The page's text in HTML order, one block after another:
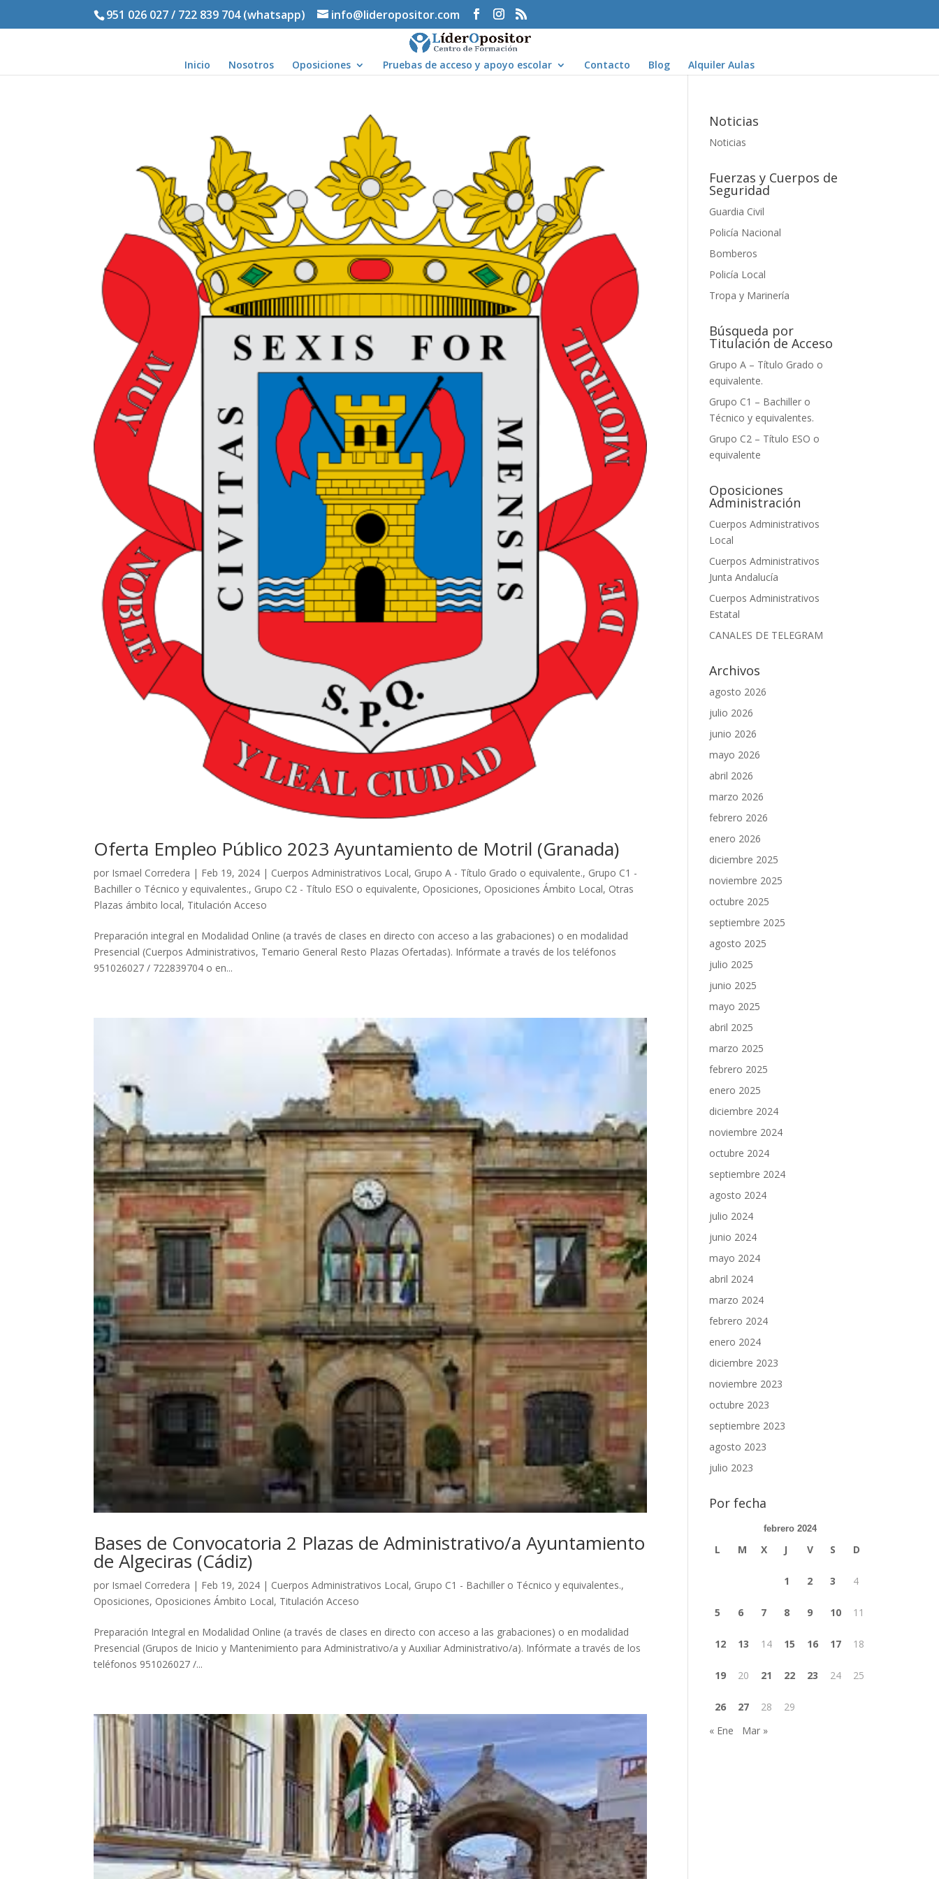
951 026 027 / 722 839 704 (whatsapp) info@lideropositor.com
Inicio Nosotros Oposiciones Pruebas de acceso y apoyo escolar Contacto Blog Alquiler Aulas
Oferta Empleo Público 2023 Ayuntamiento de Motril (Granada)
por Ismael Corredera | Feb 19, 2024 | Cuerpos Administrativos Local, Grupo A - Título Grado o equivalente., Grupo C1 -
Bachiller o Técnico y equivalentes., Grupo C2 - Título ESO o equivalente, Oposiciones, Oposiciones Ámbito Local, Otras
Plazas ámbito local, Titulación Acceso
Preparación integral en Modalidad Online (a través de clases en directo con acceso a las grabaciones) o en modalidad
Presencial (Cuerpos Administrativos, Temario General Resto Plazas Ofertadas). Infórmate a través de los teléfonos
951026027 / 722839704 o en...
Bases de Convocatoria 2 Plazas de Administrativo/a Ayuntamiento
de Algeciras (Cádiz)
por Ismael Corredera | Feb 19, 2024 | Cuerpos Administrativos Local, Grupo C1 - Bachiller o Técnico y equivalentes.,
Oposiciones, Oposiciones Ámbito Local, Titulación Acceso
Preparación Integral en Modalidad Online (a través de clases en directo con acceso a las grabaciones) o en modalidad
Presencial (Grupos de Inicio y Mantenimiento para Administrativo/a y Auxiliar Administrativo/a). Infórmate a través de los
teléfonos 951026027 /...
Noticias
Noticias
Fuerzas y Cuerpos de
Seguridad
Guardia Civil
Policía Nacional
Bomberos
Policía Local
Tropa y Marinería
Búsqueda por
Titulación de Acceso
Grupo A – Título Grado o
equivalente.
Grupo C1 – Bachiller o
Técnico y equivalentes.
Grupo C2 – Título ESO o
equivalente
Oposiciones
Administración
Cuerpos Administrativos
Local
Cuerpos Administrativos
Junta Andalucía
Cuerpos Administrativos
Estatal
CANALES DE TELEGRAM
Archivos
agosto 2026
julio 2026
junio 2026
mayo 2026
abril 2026
marzo 2026
febrero 2026
enero 2026
diciembre 2025
noviembre 2025
octubre 2025
septiembre 2025
agosto 2025
julio 2025
junio 2025
mayo 2025
abril 2025
marzo 2025
febrero 2025
enero 2025
diciembre 2024
noviembre 2024
octubre 2024
septiembre 2024
agosto 2024
julio 2024
junio 2024
mayo 2024
abril 2024
marzo 2024
febrero 2024
enero 2024
diciembre 2023
noviembre 2023
octubre 2023
septiembre 2023
agosto 2023
julio 2023
Por fecha
febrero 2024
L M X J V S D
1 2 3 4
5 6 7 8 9 10 11
12 13 14 15 16 17 18
19 20 21 22 23 24 25
26 27 28
29
« Ene
Mar »